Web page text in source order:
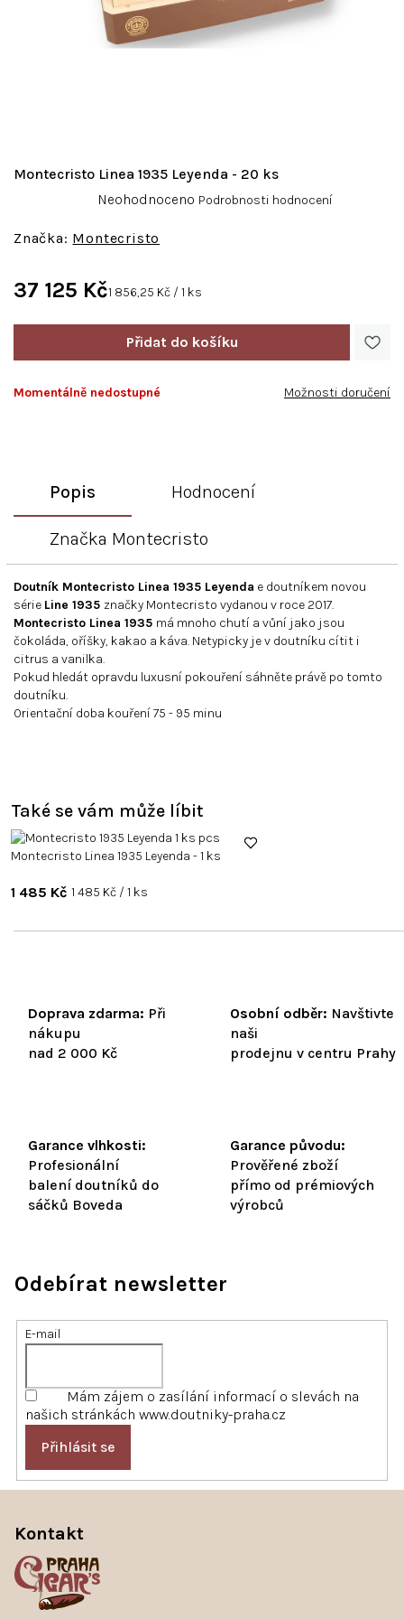
37 125 KčMěrná
1 856,25 Kč / 1 ks
Momentálně nedostupné Možnosti doručení
Montecristo Linea 1935 Leyenda - 20 ks
Montecristo
Průměrné
produktu
z
hvězdiček.
Neohodnoceno Podrobnosti hodnocení
Doprava zdarma: Při
nákupu
nad 2 000 Kč
Osobní odběr: Navštivte
naši
prodejnu v centru Prahy
Garance vlhkosti:
Profesionální
balení doutníků do
sáčků Boveda
Garance původu:
Prověřené zboží
přímo od prémiových
výrobců
Popis Hodnocení
Značka Montecristo
Doutník Montecristo Linea 1935 Leyenda e doutníkem novou
série Line 1935 značky Montecristo vydanou v roce 2017.
Montecristo Linea 1935 má mnoho chutí a vůní jako jsou
čokoláda, oříšky, kakao a káva. Netypicky je v doutníku cítit i
citrus a vanilka.
Pokud hledát opravdu luxusní pokouření sáhněte právě po tomto
doutníku.
Orientační doba kouření 75 - 95 minu
Také se vám může líbit
Montecristo Linea 1935 Leyenda - 1 ks
1 485 Kč Měrná
1 485 Kč / 1 ks
Odebírat newsletter
E-mail
Mám zájem o zasílání informací o slevách na
našich stránkách www.doutniky-praha.cz
Přihlásit se
Kontakt